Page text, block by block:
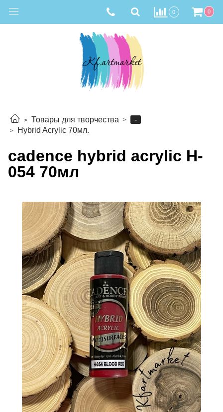
0 0
Товары для творчества
-
Hybrid Acrylic 70мл.
cadence hybrid acrylic H-
054 70мл